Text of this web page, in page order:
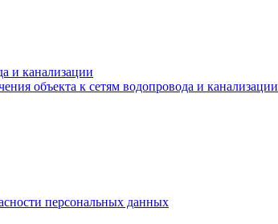
и канализации
объекта к сетям водопровода и канализации
персональных данных